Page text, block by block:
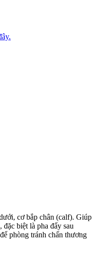
cơ bắp chân (calf). Giúp
biệt là pha đẩy sau
phòng tránh chấn thương